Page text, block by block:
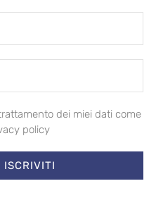
contatto
per ricevere tutti gli ultimi
dei miei dati come
policy
ISCRIVITI